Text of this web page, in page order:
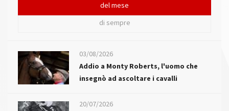
del mese
di sempre
03/08/2026
Addio a Monty Roberts, l'uomo che
insegnò ad ascoltare i cavalli
20/07/2026